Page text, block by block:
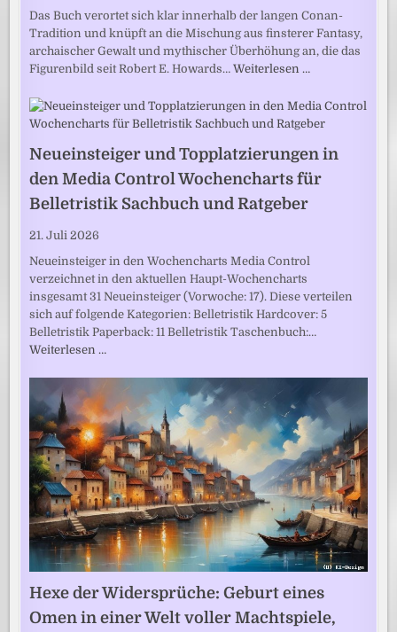
Das Buch verortet sich klar innerhalb der langen Conan-
Tradition und knüpft an die Mischung aus finsterer Fantasy,
archaischer Gewalt und mythischer Überhöhung an, die das
Figurenbild seit Robert E. Howards…Weiterlesen …
Neueinsteiger und Topplatzierungen in
den Media Control Wochencharts für
Belletristik Sachbuch und Ratgeber
21. Juli 2026
Neueinsteiger in den Wochencharts Media Control
verzeichnet in den aktuellen Haupt-Wochencharts
insgesamt 31 Neueinsteiger (Vorwoche: 17). Diese verteilen
sich auf folgende Kategorien: Belletristik Hardcover: 5
Belletristik Paperback: 11 Belletristik Taschenbuch:…
Weiterlesen …
Hexe der Widersprüche: Geburt eines
Omen in einer Welt voller Machtspiele,